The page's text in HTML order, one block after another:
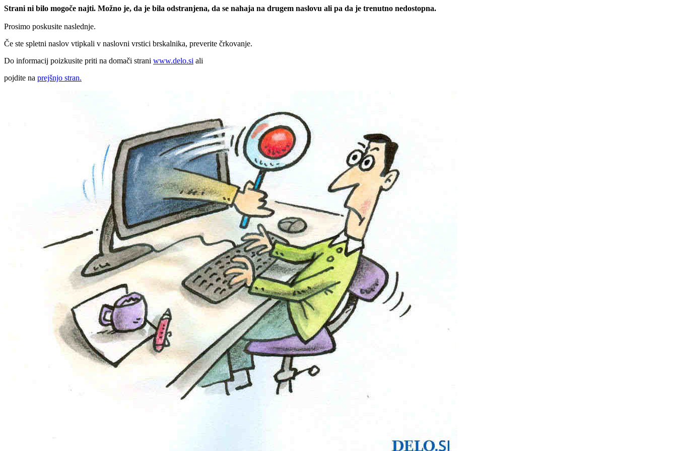
Strani ni bilo mogoče najti. Možno je, da je bila odstranjena, da se nahaja na drugem naslovu ali pa da je trenutno nedostopna.
Prosimo poskusite naslednje.
Če ste spletni naslov vtipkali v naslovni vrstici brskalnika, preverite črkovanje.
Do informacij poizkusite priti na domači strani www.delo.si ali
pojdite na prejšnjo stran.